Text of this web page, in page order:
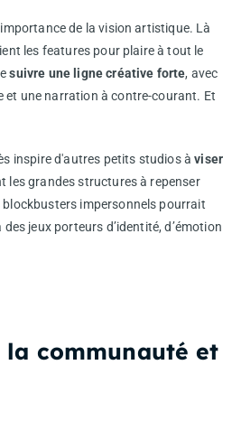
de la vision artistique. Là
les features pour plaire à tout le
suivre une ligne créative forte, avec
et une narration à contre-courant. Et
inspire d'autres petits studios àviser
les grandes structures à repenser
blockbusters impersonnels pourrait
jeux porteurs d’identité, d’émotion
la communauté et